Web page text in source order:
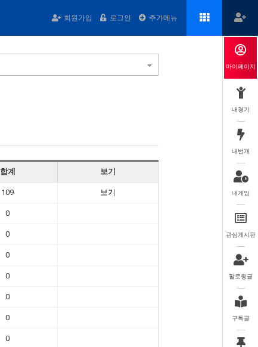
회원가입 로그인 추가메뉴
합계 보기
109 보기
0
0
0
0
0
0
0
마이페이지
내경기
내번개
내게임
관심게시판
팔로윙글
구독글